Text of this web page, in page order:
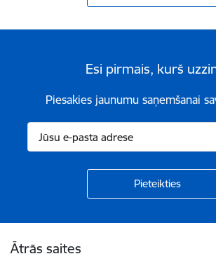
Esi pirmais, kurš
Piesakies jaunumu saņemšanai
Ātrās saites